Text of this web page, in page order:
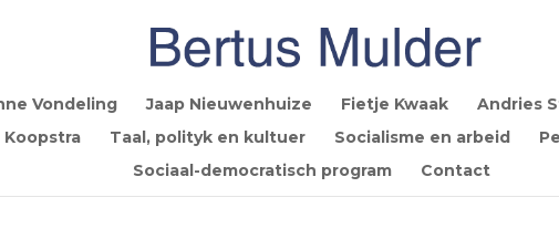
Vondeling Jaap Nieuwenhuize Fietje Kwaak Andries
Taal, polityk en kultuer Socialisme en arbeid
Sociaal-democratisch program
Contact